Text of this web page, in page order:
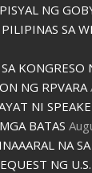
NG
SA
KONGRESO
NG RPVARA
NI
BATAS
NA
NG